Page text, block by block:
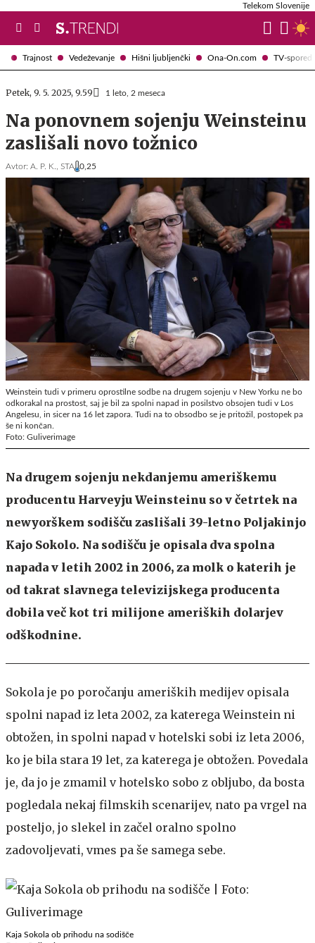
Trajnost Vedeževanje Hišni ljubljenčki Ona-On.com TV-spored
Telekom Slovenije
Petek, 9. 5. 2025, 9.59 1 leto, 2 meseca
Na ponovnem sojenju Weinsteinu
zaslišali novo tožnico
Avtor: A. P. K., STA 0,25
Weinstein tudi v primeru oprostilne sodbe na drugem sojenju v New Yorku ne bo
odkorakal na prostost, saj je bil za spolni napad in posilstvo obsojen tudi v Los
Angelesu, in sicer na 16 let zapora. Tudi na to obsodbo se je pritožil, postopek pa
še ni končan.
Foto: Guliverimage
Na drugem sojenju nekdanjemu ameriškemu
producentu Harveyju Weinsteinu so v četrtek na
newyorškem sodišču zaslišali 39-letno Poljakinjo
Kajo Sokolo. Na sodišču je opisala dva spolna
napada v letih 2002 in 2006, za molk o katerih je
od takrat slavnega televizijskega producenta
dobila več kot tri milijone ameriških dolarjev
odškodnine.
Sokola je po poročanju ameriških medijev opisala
spolni napad iz leta 2002, za katerega Weinstein ni
obtožen, in spolni napad v hotelski sobi iz leta 2006,
ko je bila stara 19 let, za katerega je obtožen. Povedala
je, da jo je zmamil v hotelsko sobo z obljubo, da bosta
pogledala nekaj filmskih scenarijev, nato pa vrgel na
posteljo, jo slekel in začel oralno spolno
zadovoljevati, vmes pa še samega sebe.
Kaja Sokola ob prihodu na sodišče